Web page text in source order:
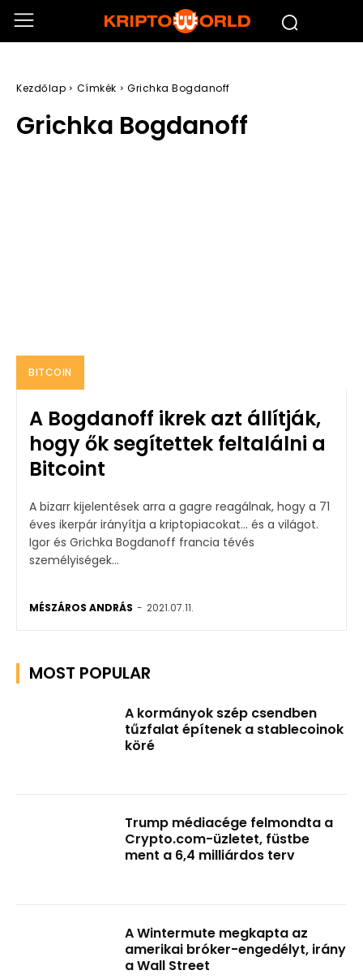
Kezdőlap Címkék Grichka Bogdanoff
Grichka Bogdanoff
BITCOIN
A Bogdanoff ikrek azt állítják,
hogy ők segítettek feltalálni a
Bitcoint
A bizarr kijelentések arra a gagre reagálnak, hogy a 71
éves ikerpár irányítja a kriptopiacokat... és a világot.
Igor és Grichka Bogdanoff francia tévés
személyiségek...
MÉSZÁROS ANDRÁS - 2021.07.11.
MOST POPULAR
A kormányok szép csendben
tűzfalat építenek a stablecoinok
köré
Trump médiacége felmondta a
Crypto.com-üzletet, füstbe
ment a 6,4 milliárdos terv
A Wintermute megkapta az
amerikai bróker-engedélyt, irány
a Wall Street